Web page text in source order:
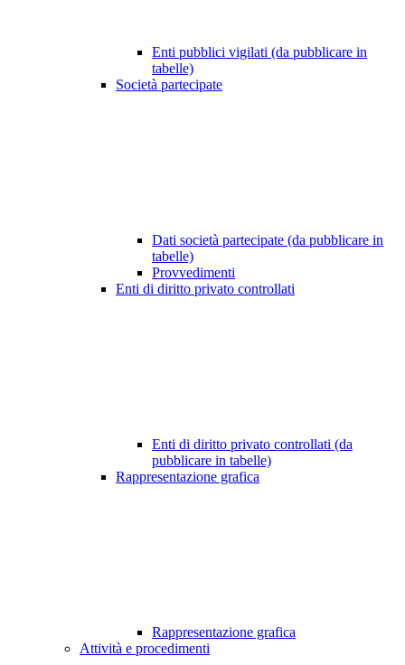
Enti pubblici vigilati (da pubblicare in
tabelle)
Società partecipate
Dati società partecipate (da pubblicare in
tabelle)
Provvedimenti
Enti di diritto privato controllati
Enti di diritto privato controllati (da
pubblicare in tabelle)
Rappresentazione grafica
Rappresentazione grafica
Attività e procedimenti